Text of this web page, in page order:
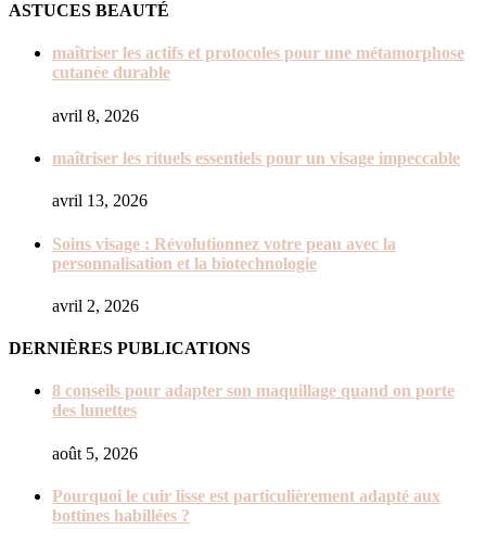
ASTUCES BEAUTÉ
maîtriser les actifs et protocoles pour une métamorphose
cutanée durable
avril 8, 2026
maîtriser les rituels essentiels pour un visage impeccable
avril 13, 2026
Soins visage : Révolutionnez votre peau avec la
personnalisation et la biotechnologie
avril 2, 2026
DERNIÈRES PUBLICATIONS
8 conseils pour adapter son maquillage quand on porte
des lunettes
août 5, 2026
Pourquoi le cuir lisse est particulièrement adapté aux
bottines habillées ?